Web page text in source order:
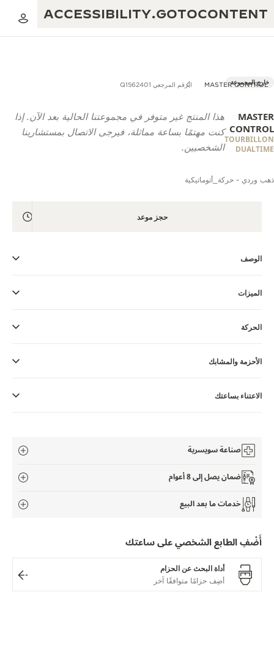
ACCESSIBILITY.GOTOCONTENT
العرض الموسيقي للنسبة الذهبية
اطّلع على جميع الفعاليات
التميز: أكثر من 190 عامًا
الإبداع: أكثر من 430 براءة اختراع
البراعة: أكثر من 1400 حركة
MASTER CONTROL الرقم المرجعي Q1562401 خارج المجموعة
MASTER
CONTROL
TOURBILLON
DUALTIME
هذا المنتج غير متوفر في مجموعتنا الحالية بعد الآن. إذا
كنت مهتمًا بساعة مماثلة، فيرجى الاتصال بمستشارينا
الشخصيين.
ذهب وردي - حركة_أتوماتيكية
حجز موعد
الوصف
الميزات
الحركة
الأحزمة والمشابك
الاعتناء بساعتك
صناعة سويسرية
ضمان يصل إلى 8 أعوام
خدمات ما بعد البيع
أَضْفِ الطابع الشخصي على ساعتك
أداة البحث عن الحزام